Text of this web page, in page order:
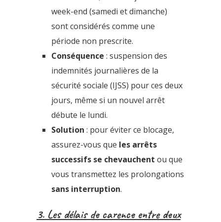
week-end (samedi et dimanche)
sont considérés comme une
période non prescrite.
Conséquence : suspension des
indemnités journalières de la
sécurité sociale (IJSS) pour ces deux
jours, même si un nouvel arrêt
débute le lundi.
Solution : pour éviter ce blocage,
assurez-vous que les arrêts
successifs se chevauchent ou que
vous transmettez les prolongations
sans interruption.
3. Les délais de carence entre deux